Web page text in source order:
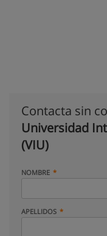
Contacta sin
Universidad
(VIU)
NOMBRE
APELLIDOS